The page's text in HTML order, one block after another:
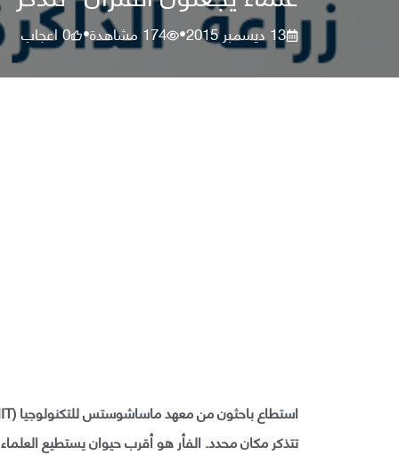
13 ديسمبر 2015 •
174 مشاهدة•
0اعجاب
تتذكر مكان محدد. الفأر هو أقرب حيوان يستطيع